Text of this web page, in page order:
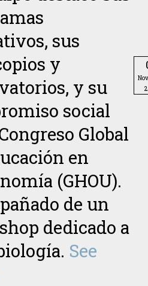
sus
y
y su
social
Global
en
(GHOU).
de un
dedicado a
See